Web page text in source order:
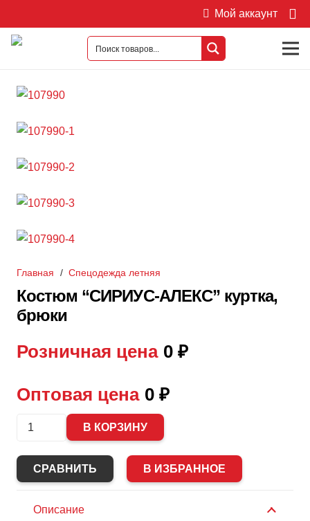
Мой аккаунт
Главная / Спецодежда летняя
Костюм “СИРИУС-АЛЕКС” куртка,
брюки
Розничная цена 0 ₽
Оптовая цена 0 ₽
Количество
"СИРИУС-
АЛЕКС"
В КОРЗИНУ
СРАВНИТЬ В ИЗБРАННОЕ
Описание